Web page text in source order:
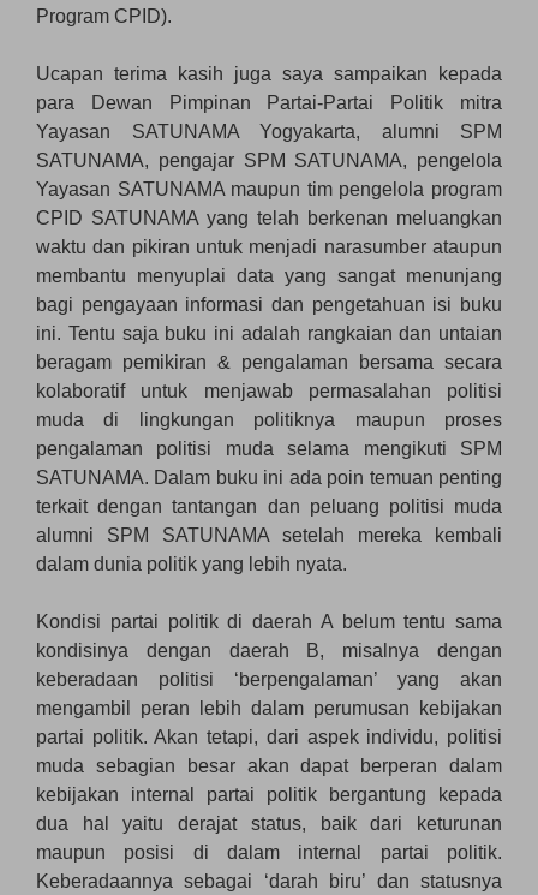
Program CPID).
Ucapan terima kasih juga saya sampaikan kepada
para Dewan Pimpinan Partai-Partai Politik mitra
Yayasan SATUNAMA Yogyakarta, alumni SPM
SATUNAMA, pengajar SPM SATUNAMA, pengelola
Yayasan SATUNAMA maupun tim pengelola program
CPID SATUNAMA yang telah berkenan meluangkan
waktu dan pikiran untuk menjadi narasumber ataupun
membantu menyuplai data yang sangat menunjang
bagi pengayaan informasi dan pengetahuan isi buku
ini. Tentu saja buku ini adalah rangkaian dan untaian
beragam pemikiran & pengalaman bersama secara
kolaboratif untuk menjawab permasalahan politisi
muda di lingkungan politiknya maupun proses
pengalaman politisi muda selama mengikuti SPM
SATUNAMA. Dalam buku ini ada poin temuan penting
terkait dengan tantangan dan peluang politisi muda
alumni SPM SATUNAMA setelah mereka kembali
dalam dunia politik yang lebih nyata.
Kondisi partai politik di daerah A belum tentu sama
kondisinya dengan daerah B, misalnya dengan
keberadaan politisi ‘berpengalaman’ yang akan
mengambil peran lebih dalam perumusan kebijakan
partai politik. Akan tetapi, dari aspek individu, politisi
muda sebagian besar akan dapat berperan dalam
kebijakan internal partai politik bergantung kepada
dua hal yaitu derajat status, baik dari keturunan
maupun posisi di dalam internal partai politik.
Keberadaannya sebagai ‘darah biru’ dan statusnya